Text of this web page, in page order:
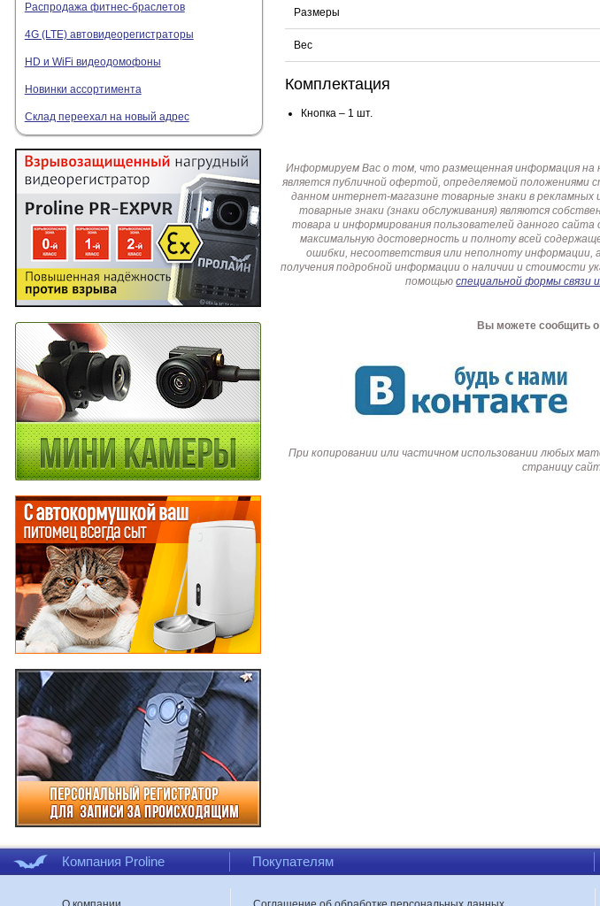
Распродажа фитнес-браслетов
4G (LTE) автовидеорегистраторы
HD и WiFi видеодомофоны
Новинки ассортимента
Склад переехал на новый адрес
Размеры
Вес
Комплектация
Кнопка – 1 шт.
Информируем Вас о том, что размещенная информация на
является публичной офертой, определяемой
данном интернет-магазине товарные знаки в рекламных
товарные знаки (знаки обслуживания) являются
товара и информирования пользователей данного
максимальную достоверность и полноту всей
ошибки, несоответствия или неполноту информации,
получения подробной информации о наличии и стоимости
помощьюспециальной формы связи
Вы можете сообщить о
При копировании или частичном использовании любых
страницу
Компания Proline Покупателям